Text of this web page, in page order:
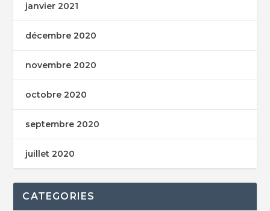
janvier 2021
décembre 2020
novembre 2020
octobre 2020
septembre 2020
juillet 2020
CATEGORIES